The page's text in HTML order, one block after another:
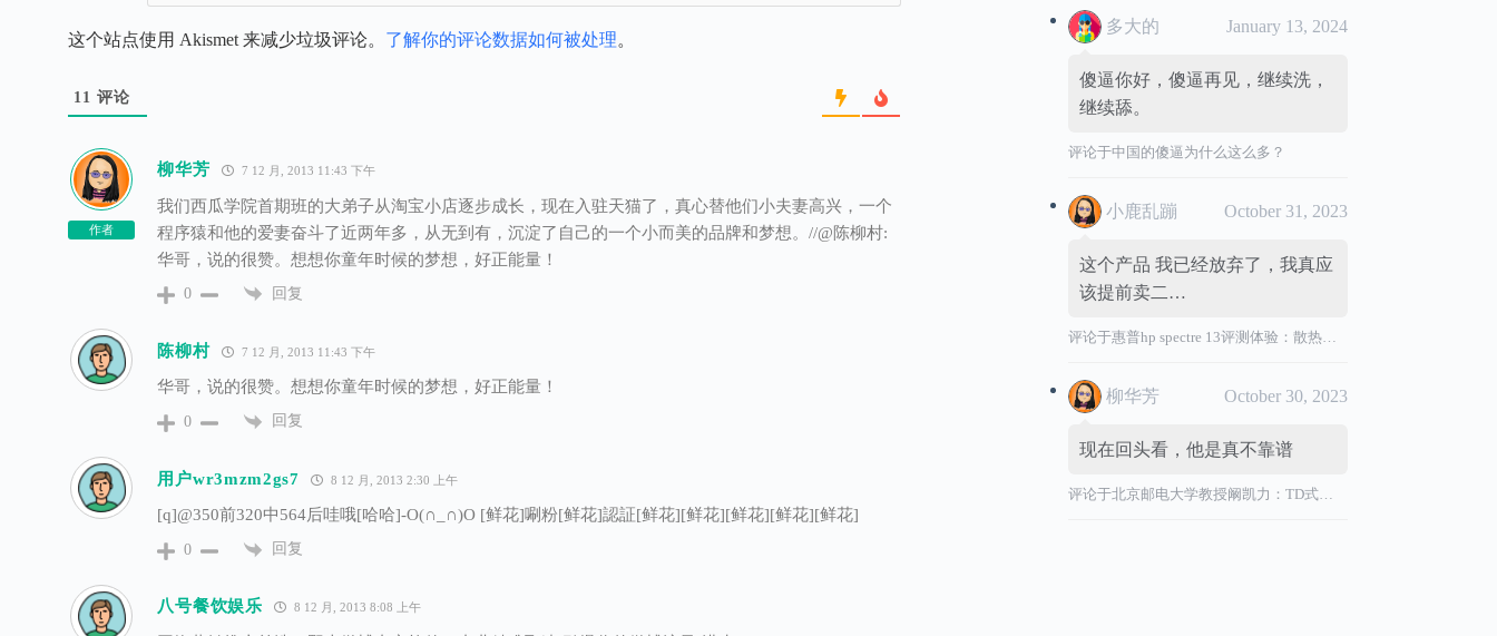
这个站点使用 Akismet 来减少垃圾评论。 了解你的评论数据如何被处理。
11 评论
作者
柳华芳 7 12 月, 2013 11:43 下午
我们西瓜学院首期班的大弟子从淘宝小店逐步成长，现在入驻天猫了，真心替他们小夫妻高兴，一个
程序猿和他的爱妻奋斗了近两年多，从无到有，沉淀了自己的一个小而美的品牌和梦想。//@陈柳村:
华哥，说的很赞。想想你童年时候的梦想，好正能量！
0 回复
陈柳村 7 12 月, 2013 11:43 下午
华哥，说的很赞。想想你童年时候的梦想，好正能量！
0 回复
用户wr3mzm2gs7 8 12 月, 2013 2:30 上午
[q]@350前320中564后哇哦[哈哈]-O(∩_∩)O [鲜花]唰粉[鲜花]認証[鲜花][鲜花][鲜花][鲜花][鲜花]
0 回复
八号餐饮娱乐 8 12 月, 2013 8:08 上午
多大的 January 13, 2024
傻逼你好，傻逼再见，继续洗，
继续舔。
评论于中国的傻逼为什么这么多？
小鹿乱蹦 October 31, 2023
这个产品 我已经放弃了，我真应
该提前卖二…
评论于惠普hp spectre 13评测体验：散热效能差，风扇声音大，转轴烫
柳华芳 October 30, 2023
现在回头看，他是真不靠谱
评论于北京邮电大学教授阚凯力：TD式创新”祸国殃民